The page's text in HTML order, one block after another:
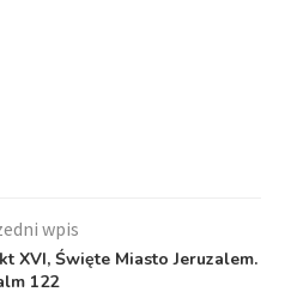
wpis
XVI, Święte Miasto Jeruzalem.
122